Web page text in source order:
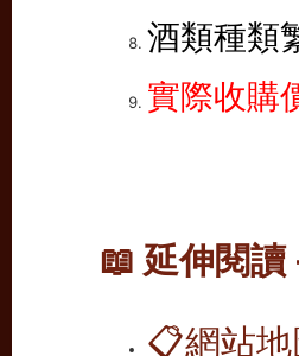
酒類種類
實際收購
📖 延伸閱
📋網站地